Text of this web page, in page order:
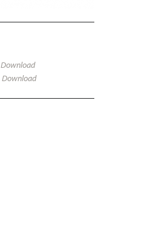
Download
Download